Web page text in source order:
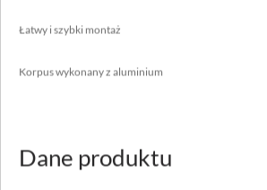
Łatwy i szybki montaż
Korpus wykonany z aluminium
Dane produktu
biura, centra handlowe, ciągi
supermarkety